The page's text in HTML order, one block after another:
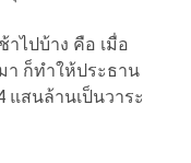
ไปบ้าง คือ เมื่อ
า ก็ทำให้ประธาน
แสนล้านเป็นวาระ